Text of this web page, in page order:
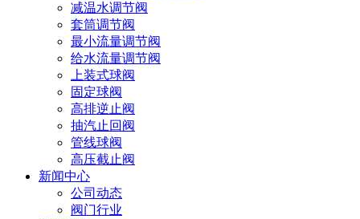
减温水调节阀
套筒调节阀
最小流量调节阀
给水流量调节阀
上装式球阀
固定球阀
高排逆止阀
抽汽止回阀
管线球阀
高压截止阀
新闻中心
公司动态
阀门行业